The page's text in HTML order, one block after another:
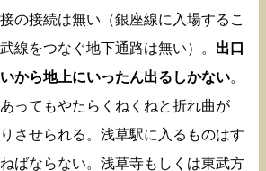
の接続は無い（銀座線に入場するこ
線をつなぐ地下通路は無い）。 出口
から地上にいったん出るしかない。
ってもやたらくねくねと折れ曲が
させられる。浅草駅に入るものはす
ばならない。浅草寺もしくは東武方